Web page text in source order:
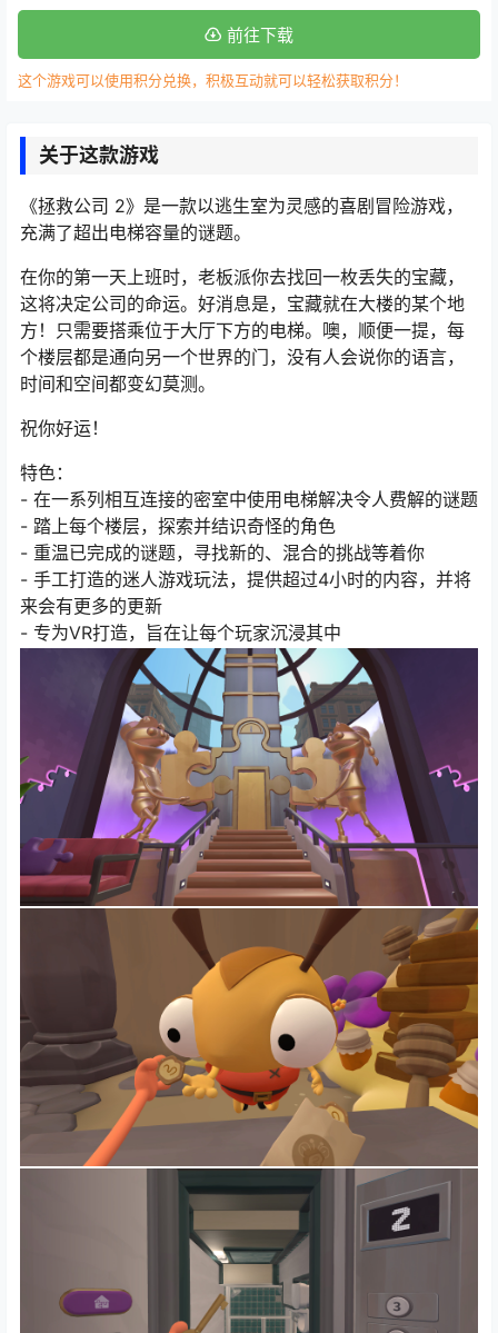
前往下载
这个游戏可以使用积分兑换，积极互动就可以轻松获取积分！
关于这款游戏
《拯救公司 2》是一款以逃生室为灵感的喜剧冒险游戏，
充满了超出电梯容量的谜题。
在你的第一天上班时，老板派你去找回一枚丢失的宝藏，
这将决定公司的命运。好消息是，宝藏就在大楼的某个地
方！只需要搭乘位于大厅下方的电梯。噢，顺便一提，每
个楼层都是通向另一个世界的门，没有人会说你的语言，
时间和空间都变幻莫测。
祝你好运！
特色：
- 在一系列相互连接的密室中使用电梯解决令人费解的谜题
- 踏上每个楼层，探索并结识奇怪的角色
- 重温已完成的谜题，寻找新的、混合的挑战等着你
- 手工打造的迷人游戏玩法，提供超过4小时的内容，并将
来会有更多的更新
- 专为VR打造，旨在让每个玩家沉浸其中